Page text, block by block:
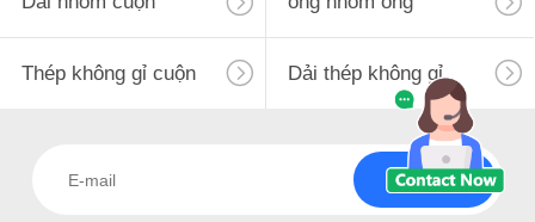
Thép không gỉ cuộn Dải thép không gỉ
Đăng ký